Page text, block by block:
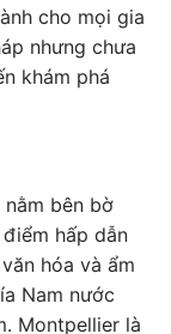
cho mọi gia
nhưng chưa
khám phá
bên bờ
hấp dẫn
hóa và ẩm
Nam nước
Montpellier là